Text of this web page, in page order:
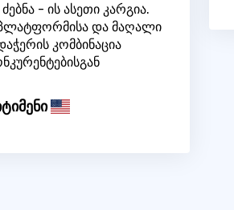
- ის ასეთი კარგია.
პლატფორმისა და მაღალი
კომბინაცია